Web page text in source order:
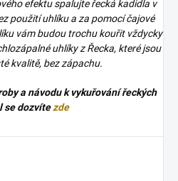
efektu spalujte řecká kadidla v
použití uhlíku a za pomocí čajové
vám budou trochu kouřit vždycky
uhlíky z Řecka, které jsou
kvalitě, bez zápachu.
a návodu k vykuřování řeckých
se dozvítezde